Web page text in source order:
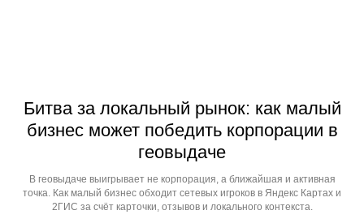
Битва за локальный рынок: как малый
бизнес может победить корпорации в
геовыдаче
В геовыдаче выигрывает не корпорация, а ближайшая и активная
точка. Как малый бизнес обходит сетевых игроков в Яндекс Картах и
2ГИС за счёт карточки, отзывов и локального контекста.